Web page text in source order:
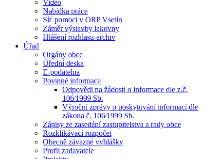
Video
Nabídka práce
Síť pomoci v ORP Vsetín
Záměr výstavby lakovny
Hlášení rozhlasu-archiv
Úřad
Orgány obce
Úřední deska
E-podatelna
Povinné informace
Odpovědi na žádosti o informace dle z.č.
106⁄1999 Sb.
Výroční zprávy o poskytování informací dle
zákona č. 106⁄1999 Sb.
Zápisy ze zasedání zastupitelstva a rady obce
Rozklikávací rozpočet
Obecně závazné vyhlášky
Profil zadavatele